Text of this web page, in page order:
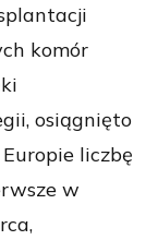
komór
osiągnięto
liczbę
w